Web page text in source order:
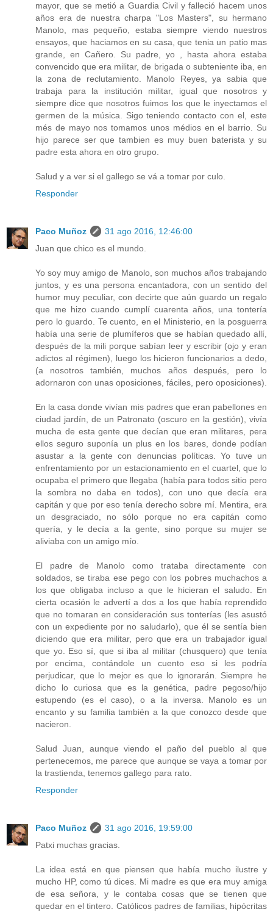
mayor, que se metió a Guardia Civil y falleció hacem unos
años era de nuestra charpa "Los Masters", su hermano
Manolo, mas pequeño, estaba siempre viendo nuestros
ensayos, que haciamos en su casa, que tenia un patio mas
grande, en Cañero. Su padre, yo , hasta ahora estaba
convencido que era militar, de brigada o subteniente iba, en
la zona de reclutamiento. Manolo Reyes, ya sabia que
trabaja para la institución militar, igual que nosotros y
siempre dice que nosotros fuimos los que le inyectamos el
germen de la música. Sigo teniendo contacto con el, este
més de mayo nos tomamos unos médios en el barrio. Su
hijo parece ser que tambien es muy buen baterista y su
padre esta ahora en otro grupo.
Salud y a ver si el gallego se vá a tomar por culo.
Responder
Paco Muñoz
31 ago 2016, 12:46:00
Juan que chico es el mundo.
Yo soy muy amigo de Manolo, son muchos años trabajando
juntos, y es una persona encantadora, con un sentido del
humor muy peculiar, con decirte que aún guardo un regalo
que me hizo cuando cumplí cuarenta años, una tontería
pero lo guardo. Te cuento, en el Ministerio, en la posguerra
había una serie de plumíferos que se habían quedado allí,
después de la mili porque sabían leer y escribir (ojo y eran
adictos al régimen), luego los hicieron funcionarios a dedo,
(a nosotros también, muchos años después, pero lo
adornaron con unas oposiciones, fáciles, pero oposiciones).
En la casa donde vivían mis padres que eran pabellones en
ciudad jardín, de un Patronato (oscuro en la gestión), vivía
mucha de esta gente que decían que eran militares, pera
ellos seguro suponía un plus en los bares, donde podían
asustar a la gente con denuncias políticas. Yo tuve un
enfrentamiento por un estacionamiento en el cuartel, que lo
ocupaba el primero que llegaba (había para todos sitio pero
la sombra no daba en todos), con uno que decía era
capitán y que por eso tenía derecho sobre mí. Mentira, era
un desgraciado, no sólo porque no era capitán como
quería, y le decía a la gente, sino porque su mujer se
aliviaba con un amigo mío.
El padre de Manolo como trataba directamente con
soldados, se tiraba ese pego con los pobres muchachos a
los que obligaba incluso a que le hicieran el saludo. En
cierta ocasión le advertí a dos a los que había reprendido
que no tomaran en consideración sus tonterías (les asustó
con un expediente por no saludarlo), que él se sentía bien
diciendo que era militar, pero que era un trabajador igual
que yo. Eso sí, que si iba al militar (chusquero) que tenía
por encima, contándole un cuento eso si les podría
perjudicar, que lo mejor es que lo ignorarán. Siempre he
dicho lo curiosa que es la genética, padre pegoso/hijo
estupendo (es el caso), o a la inversa. Manolo es un
encanto y su familia también a la que conozco desde que
nacieron.
Salud Juan, aunque viendo el paño del pueblo al que
pertenecemos, me parece que aunque se vaya a tomar por
la trastienda, tenemos gallego para rato.
Responder
Paco Muñoz
31 ago 2016, 19:59:00
Patxi muchas gracias.
La idea está en que piensen que había mucho ilustre y
mucho HP, como tú dices. Mi madre es que era muy amiga
de esa señora, y le contaba cosas que se tienen que
quedar en el tintero. Católicos padres de familias, hipócritas